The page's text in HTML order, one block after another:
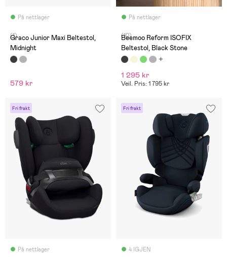
På nettlager
(1)
Graco Junior Maxi Beltestol,
Midnight
579 kr
På nettlager
(10)
Beemoo Reform ISOFIX
Beltestol, Black Stone
1 295 kr
Veil. Pris: 1 795 kr
Fri frakt
På nettlager
Fri frakt
4 IGJEN